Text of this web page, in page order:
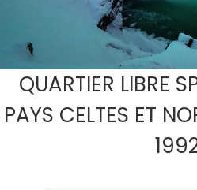
QUARTIER LIBRE
PAYS CELTES ET